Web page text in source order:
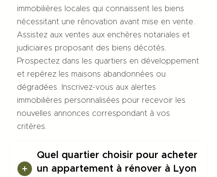
immobilières locales qui connaissent les biens
nécessitant une rénovation avant mise en vente.
Assistez aux ventes aux enchères notariales et
judiciaires proposant des biens décotés.
Prospectez dans les quartiers en développement
et repérez les maisons abandonnées ou
dégradées. Inscrivez-vous aux alertes
immobilières personnalisées pour recevoir les
nouvelles annonces correspondant à vos
critères.
Quel quartier choisir pour acheter
un appartement à rénover à Lyon